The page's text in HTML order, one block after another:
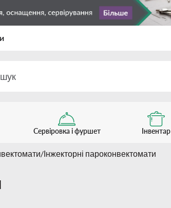
Сервіровка і фуршет Інвентар
Інжекторні пароконвектомати